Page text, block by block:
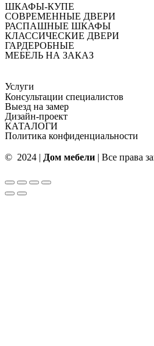
ШКАФЫ-КУПЕ
СОВРЕМЕННЫЕ ДВЕРИ
РАСПАШНЫЕ ШКАФЫ
КЛАССИЧЕСКИЕ ДВЕРИ
ГАРДЕРОБНЫЕ
МЕБЕЛЬ НА ЗАКАЗ
Услуги
Консультации специалистов
Выезд на замер
Дизайн-проект
КАТАЛОГИ
Политика конфиденциальности
© 2024 | Дом мебели | Все права